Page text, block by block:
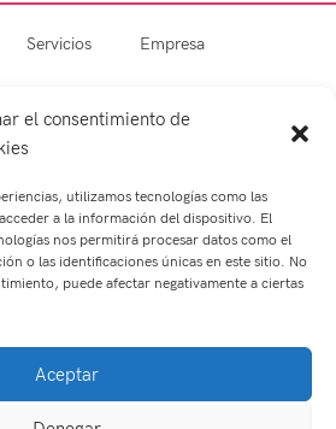
el consentimiento de
utilizamos tecnologías como las
a la información del dispositivo. El
nos permitirá procesar datos como el
o las identificaciones únicas en este sitio. No
puede afectar negativamente a ciertas
Aceptar
Servicios Empresa
Contactología